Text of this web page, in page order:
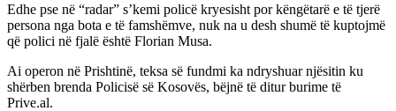
Edhe pse në “radar” s’kemi policë kryesisht por këngëtarë e të tjerë
persona nga bota e të famshëmve, nuk na u desh shumë të kuptojmë
që polici në fjalë është Florian Musa.
Ai operon në Prishtinë, teksa së fundmi ka ndryshuar njësitin ku
shërben brenda Policisë së Kosovës, bëjnë të ditur burime të
Prive.al.